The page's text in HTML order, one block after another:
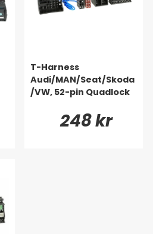
T-Harness
Audi/MAN/Seat/Skoda
/VW, 52-pin Quadlock
248 kr